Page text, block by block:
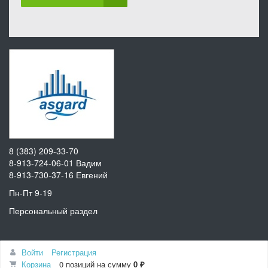
8 (383) 209-33-70
8-913-724-06-01 Вадим
8-913-730-37-16 Евгений
Пн-Пт 9-19
Персональный раздел
Наверх
Войти
Регистрация
Корзина
0 позиций на сумму 0 ₽